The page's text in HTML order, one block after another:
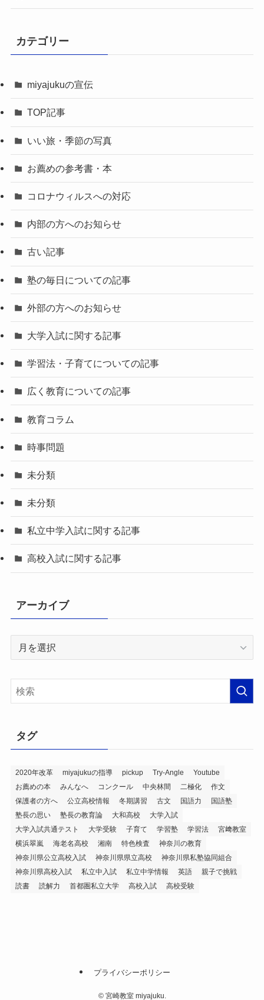
カテゴリー
miyajukuの宣伝
TOP記事
いい旅・季節の写真
お薦めの参考書・本
コロナウィルスへの対応
内部の方へのお知らせ
古い記事
塾の毎日についての記事
外部の方へのお知らせ
大学入試に関する記事
学習法・子育てについての記事
広く教育についての記事
教育コラム
時事問題
未分類
未分類
私立中学入試に関する記事
高校入試に関する記事
アーカイブ
イ
タグ
2020年改革 miyajukuの指導 pickup Try-Angle
Youtube
お薦めの本
みんなへ コンクール 中央林間 二極化
作文
保護者の方へ
公立高校情報 冬期講習 古文 国語力
国語塾
塾長の思い
塾長の教育論 大和高校
大学入試
大学入試共通テスト
大学受験 子育て 学習塾 学習法
宮﨑教室
横浜翠嵐
海老名高校 湘南 特色検査
神奈川の教育
神奈川県公立高校入試
神奈川県県立高校
神奈川県私塾協同組合
神奈川県高校入試
私立中入試 私立中学情報 英語
親子で挑戦
読書
読解力 首都圏私立大学 高校入試 高校受験
プライバシーポリシー
©宮崎教室 miyajuku.